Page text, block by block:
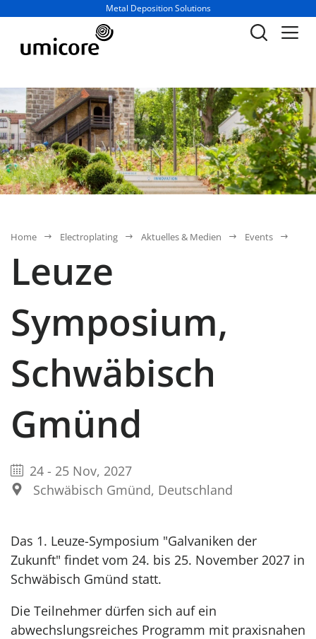
Geschäftsbereich / Abteilung:
Metal Deposition Solutions
Home Electroplating Aktuelles & Medien Events
Leuze
Symposium,
Schwäbisch
Gmünd
24 - 25 Nov, 2027
Schwäbisch Gmünd, Deutschland
Das 1. Leuze-Symposium "Galvaniken der
Zukunft" findet vom 24. bis 25. November 2027 in
Schwäbisch Gmünd statt.
Die Teilnehmer dürfen sich auf ein
abwechslungsreiches Programm mit praxisnahen